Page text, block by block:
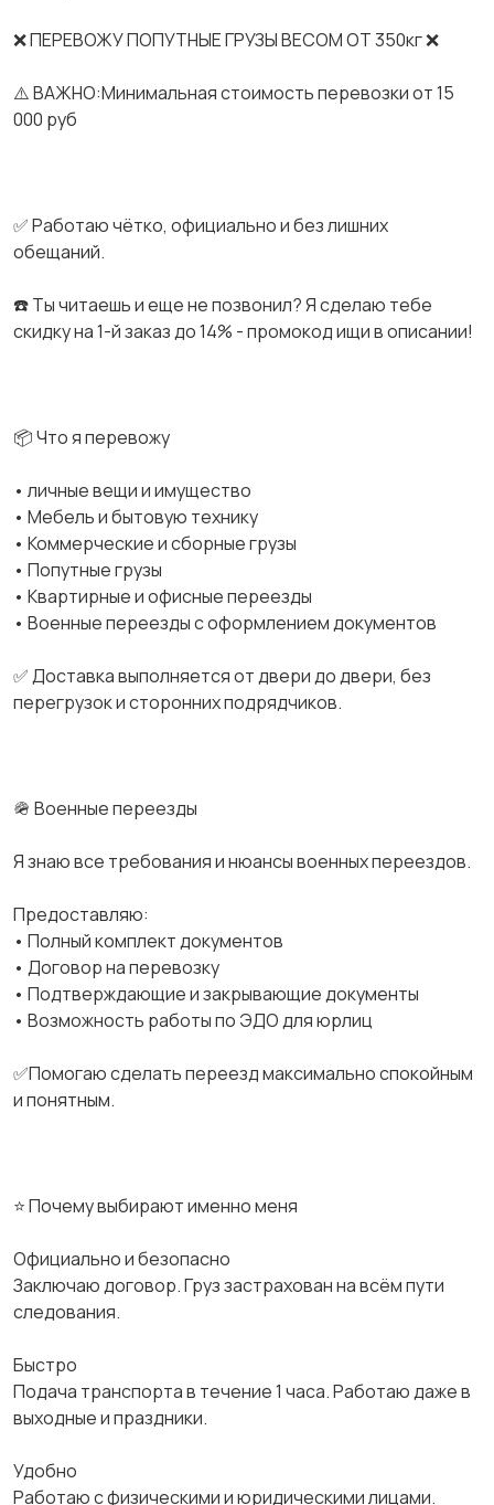
❌ ПЕРЕВОЖУ ПОПУТНЫЕ ГРУЗЫ ВЕСОМ ОТ 350кг ❌
⚠️ ВАЖНО:Минимальная стоимость перевозки от 15
000 руб
✅ Работаю чётко, официально и без лишних
обещаний.
☎️ Ты читаешь и еще не позвонил? Я сделаю тебе
скидку на 1-й заказ до 14% - промокод ищи в описании!
📦 Что я перевожу
• личные вещи и имущество
• Мебель и бытовую технику
• Коммерческие и сборные грузы
• Попутные грузы
• Квартирные и офисные переезды
• Военные переезды с оформлением документов
✅ Доставка выполняется от двери до двери, без
перегрузок и сторонних подрядчиков.
🪖 Военные переезды
Я знаю все требования и нюансы военных переездов.
Предоставляю:
• Полный комплект документов
• Договор на перевозку
• Подтверждающие и закрывающие документы
• Возможность работы по ЭДО для юрлиц
✅Помогаю сделать переезд максимально спокойным
и понятным.
⭐ Почему выбирают именно меня
Официально и безопасно
Заключаю договор. Груз застрахован на всём пути
следования.
Быстро
Подача транспорта в течение 1 часа. Работаю даже в
выходные и праздники.
Удобно
Работаю с физическими и юридическими лицами.